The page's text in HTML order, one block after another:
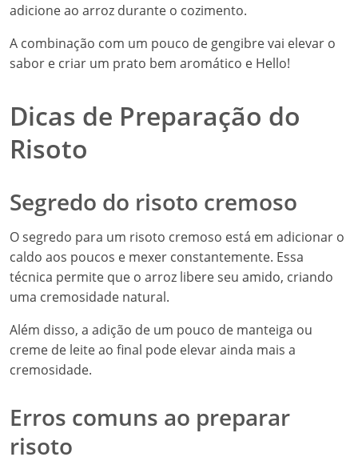
adicione ao arroz durante o cozimento.
A combinação com um pouco de gengibre vai elevar o
sabor e criar um prato bem aromático e Hello!
Dicas de Preparação do
Risoto
Segredo do risoto cremoso
O segredo para um risoto cremoso está em adicionar o
caldo aos poucos e mexer constantemente. Essa
técnica permite que o arroz libere seu amido, criando
uma cremosidade natural.
Além disso, a adição de um pouco de manteiga ou
creme de leite ao final pode elevar ainda mais a
cremosidade.
Erros comuns ao preparar
risoto